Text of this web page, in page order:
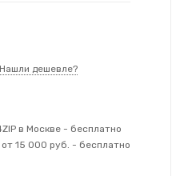
Нашли дешевле?
в Москве - бесплатно
15 000 руб. - бесплатно